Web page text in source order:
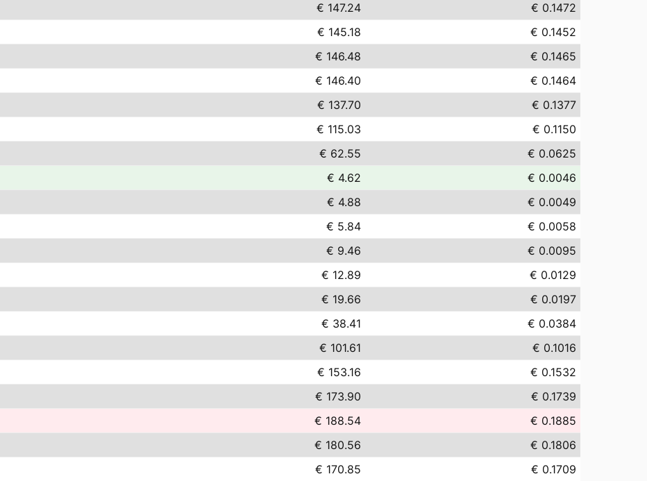
€ 147.24
€ 0.1472
€ 145.18
€ 0.1452
€ 146.48
€ 0.1465
€ 146.40
€ 0.1464
€ 137.70
€ 0.1377
€ 115.03
€ 0.1150
€ 62.55
€ 0.0625
€ 4.62
€ 0.0046
€ 4.88
€ 0.0049
€ 5.84
€ 0.0058
€ 9.46
€ 0.0095
€ 12.89
€ 0.0129
€ 19.66
€ 0.0197
€ 38.41
€ 0.0384
€ 101.61
€ 0.1016
€ 153.16
€ 0.1532
€ 173.90
€ 0.1739
€ 188.54
€ 0.1885
€ 180.56
€ 0.1806
€ 170.85
€ 0.1709